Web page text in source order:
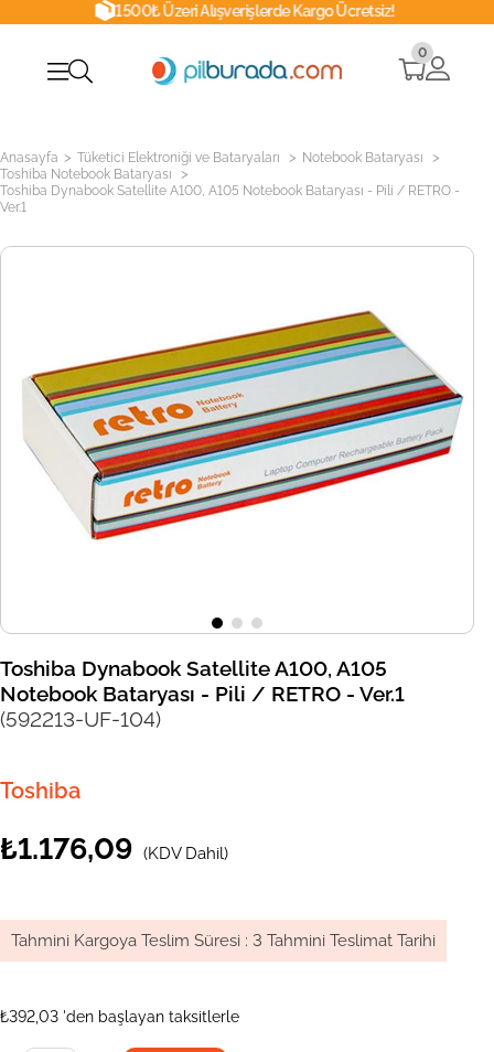
1500₺ Üzeri Alışverişlerde Kargo Ücretsiz!
0
Anasayfa > Tüketici Elektroniği ve Bataryaları > Notebook Bataryası >
Toshiba Notebook Bataryası >
Toshiba Dynabook Satellite A100, A105 Notebook Bataryası - Pili / RETRO -
Ver.1
Toshiba Dynabook Satellite A100, A105
Notebook Bataryası - Pili / RETRO - Ver.1
(592213-UF-104)
Toshiba
₺1.176,09 (KDV Dahil)
Tahmini Kargoya Teslim Süresi : 3 Tahmini Teslimat Tarihi
₺392,03 'den başlayan taksitlerle